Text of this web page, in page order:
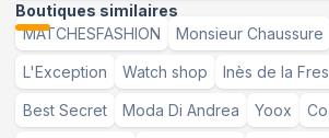
Boutiques similaires
MATCHESFASHION
Monsieur Chaussure
L'Exception Watch shop Inès de la
Best Secret Moda Di Andrea Yoox